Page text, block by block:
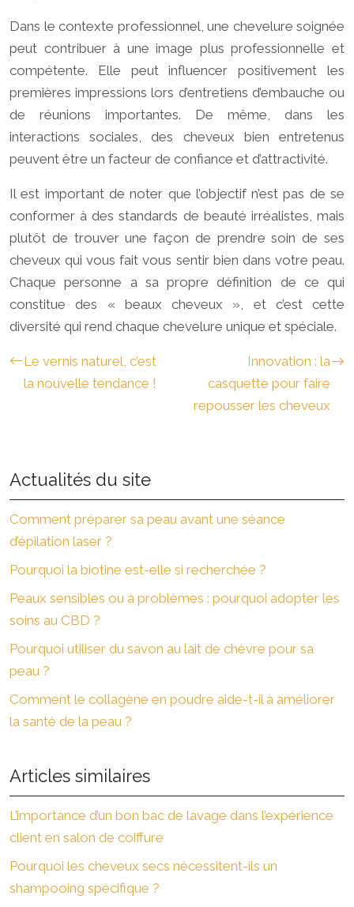
Dans le contexte professionnel, une chevelure soignée
peut contribuer à une image plus professionnelle et
compétente. Elle peut influencer positivement les
premières impressions lors d’entretiens d’embauche ou
de réunions importantes. De même, dans les
interactions sociales, des cheveux bien entretenus
peuvent être un facteur de confiance et d’attractivité.
Il est important de noter que l’objectif n’est pas de se
conformer à des standards de beauté irréalistes, mais
plutôt de trouver une façon de prendre soin de ses
cheveux qui vous fait vous sentir bien dans votre peau.
Chaque personne a sa propre définition de ce qui
constitue des « beaux cheveux », et c’est cette
diversité qui rend chaque chevelure unique et spéciale.
Le vernis naturel, c’est
la nouvelle tendance !
Innovation : la
casquette pour faire
repousser les cheveux
Actualités du site
Comment préparer sa peau avant une séance
d’épilation laser ?
Pourquoi la biotine est-elle si recherchée ?
Peaux sensibles ou à problèmes : pourquoi adopter les
soins au CBD ?
Pourquoi utiliser du savon au lait de chèvre pour sa
peau ?
Comment le collagène en poudre aide-t-il à améliorer
la santé de la peau ?
Articles similaires
L’importance d’un bon bac de lavage dans l’expérience
client en salon de coiffure
Pourquoi les cheveux secs nécessitent-ils un
shampooing spécifique ?